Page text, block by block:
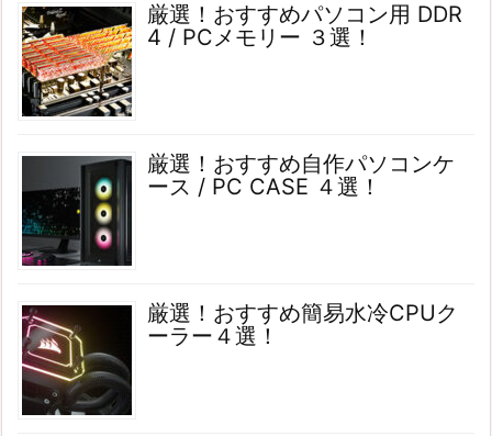
厳選！おすすめパソコン用 DDR
4 / PCメモリー ３選！
厳選！おすすめ自作パソコンケ
ース / PC CASE ４選！
厳選！おすすめ簡易水冷CPUク
ーラー４選！